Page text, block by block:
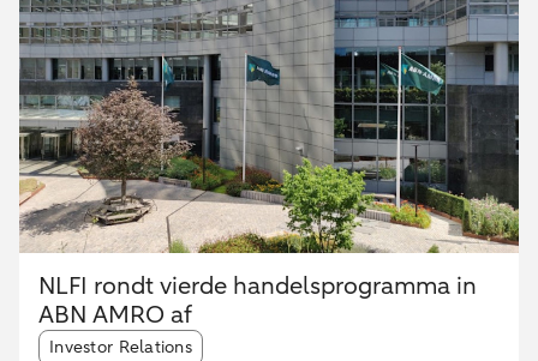
NLFI rondt vierde handelsprogramma in
ABN AMRO af
Article tags:
Investor Relations